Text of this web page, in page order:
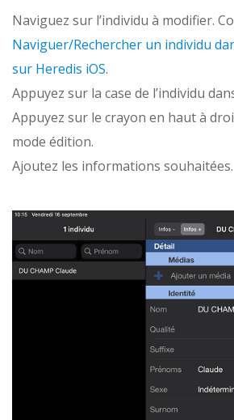
Naviguez sur l’individu à modifier.
Naviguer/Rechercher un individu
sur Heredis iOS.
Appuyez sur la case de l’individu
Appuyez sur le crayon en haut à
mode édition.
Ajoutez les informations souhaitées.